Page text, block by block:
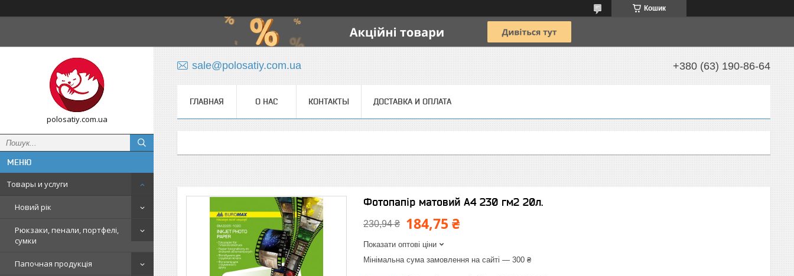
Кошик
polosatiy.com.ua
Товары и услуги
Новий рік
Рюкзаки, пенали, портфелі,
сумки
Папочная продукція
sale@polosatiy.com.ua +380 (63) 190-86-64
ГЛАВНАЯ О НАС КОНТАКТЫ ДОСТАВКА И ОПЛАТА
Фотопапір матовий А4 230 гм2 20л.
230,94 ₴ 184,75 ₴
Показати оптові ціни
Мінімальна сума замовлення на сайті — 300 ₴